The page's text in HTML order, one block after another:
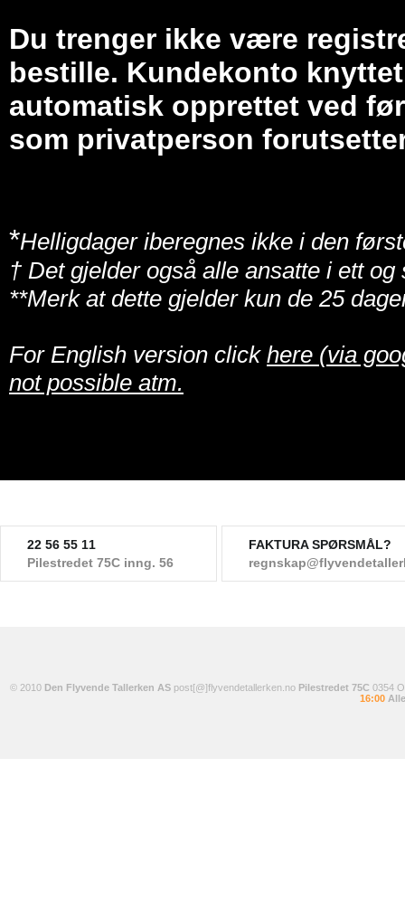
Du trenger ikke være
bestille. Kundekonto
automatisk opprettet ved
som privatperson
*Helligdager iberegnes ikke i den
† Det gjelder også alle ansatte i ett
**Merk at dette gjelder kun de 25
For English version click here (via
not possible atm.
22 56 55 11
Pilestredet 75C inng. 56
FAKTURA SPØRSMÅL?
© 2010 Den Flyvende Tallerken ASpost[@]flyvendetallerken.no Pilestredet 75C 0354
16:00